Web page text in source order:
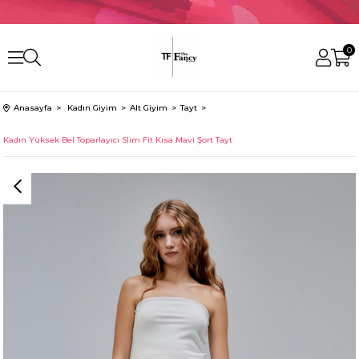
0
Anasayfa Kadın Giyim Alt Giyim Tayt
Kadın Yüksek Bel Toparlayıcı Slim Fit Kısa Mavi Şort Tayt